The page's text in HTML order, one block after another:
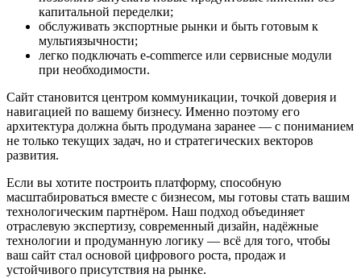
капитальной переделки;
обслуживать экспортные рынки и быть готовым к
мультиязычности;
легко подключать e-commerce или сервисные модули
при необходимости.
Сайт становится центром коммуникации, точкой доверия и
навигацией по вашему бизнесу. Именно поэтому его
архитектура должна быть продумана заранее — с пониманием
не только текущих задач, но и стратегических векторов
развития.
Если вы хотите построить платформу, способную
масштабироваться вместе с бизнесом, мы готовы стать вашим
технологическим партнёром. Наш подход объединяет
отраслевую экспертизу, современный дизайн, надёжные
технологии и продуманную логику — всё для того, чтобы
ваш сайт стал основой цифрового роста, продаж и
устойчивого присутствия на рынке.